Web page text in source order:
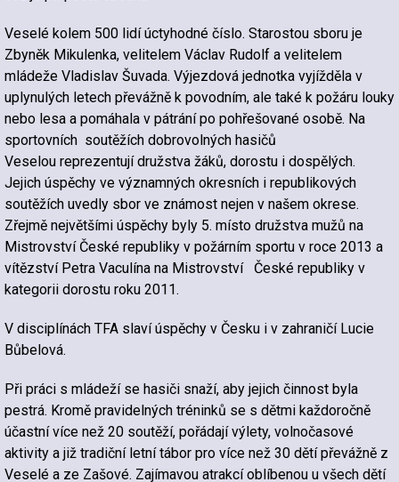
Veselé kolem 500 lidí úctyhodné číslo. Starostou sboru je
Zbyněk Mikulenka, velitelem Václav Rudolf a velitelem
mládeže Vladislav Šuvada. Výjezdová jednotka vyjížděla v
uplynulých letech převážně k povodním, ale také k požáru louky
nebo lesa a pomáhala v pátrání po pohřešované osobě. Na
sportovních soutěžích dobrovolných hasičů
Veselou reprezentují družstva žáků, dorostu i dospělých.
Jejich úspěchy ve významných okresních i republikových
soutěžích uvedly sbor ve známost nejen v našem okrese.
Zřejmě největšími úspěchy byly 5. místo družstva mužů na
Mistrovství České republiky v požárním sportu v roce 2013 a
vítězství Petra Vaculína na Mistrovství České republiky v
kategorii dorostu roku 2011.
V disciplínách TFA slaví úspěchy v Česku i v zahraničí Lucie
Bůbelová.
Při práci s mládeží se hasiči snaží, aby jejich činnost byla
pestrá. Kromě pravidelných tréninků se s dětmi každoročně
účastní více než 20 soutěží, pořádají výlety, volnočasové
aktivity a již tradiční letní tábor pro více než 30 dětí převážně z
Veselé a ze Zašové. Zajímavou atrakcí oblíbenou u všech dětí